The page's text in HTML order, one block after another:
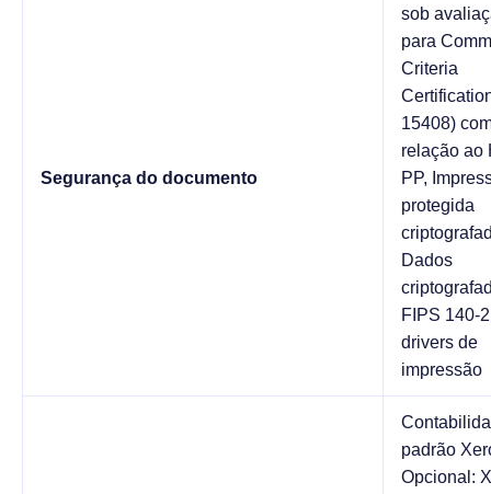
Segurança do documento
sob
para
Criteria
15408)
relação ao
PP,
protegida
Dados
FIPS 140-
drivers de
impressão
padrão
Opcional: